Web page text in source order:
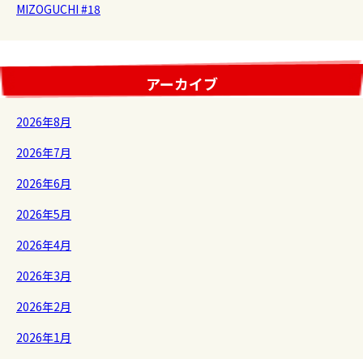
MIZOGUCHI #18
アーカイブ
2026年8月
2026年7月
2026年6月
2026年5月
2026年4月
2026年3月
2026年2月
2026年1月